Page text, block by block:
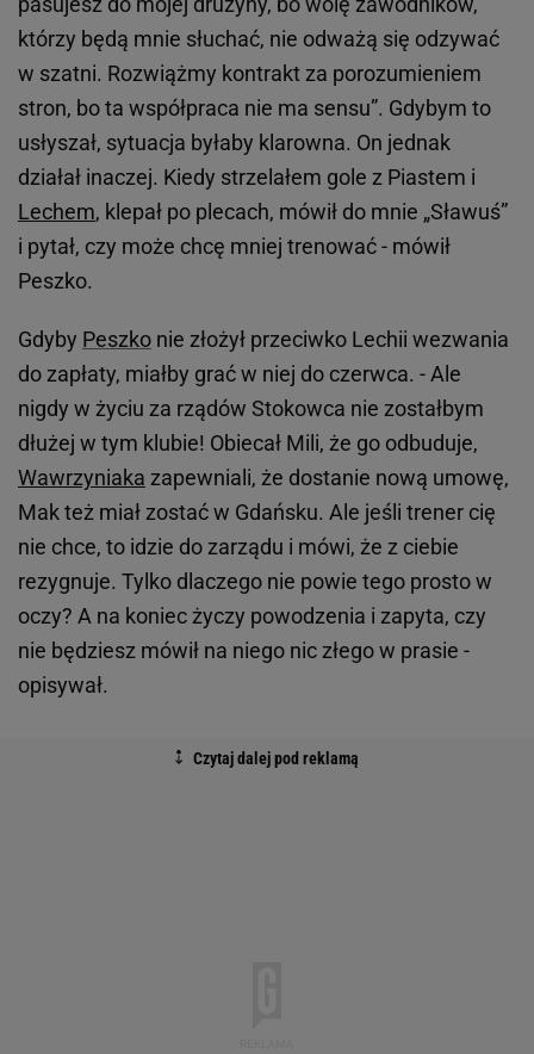
którzy będą mnie słuchać, nie odważą się odzywać
w szatni. Rozwiążmy kontrakt za porozumieniem
stron, bo ta współpraca nie ma sensu”. Gdybym to
usłyszał, sytuacja byłaby klarowna. On jednak
działał inaczej. Kiedy strzelałem gole z Piastem i
Lechem, klepał po plecach, mówił do mnie „Sławuś”
i pytał, czy może chcę mniej trenować - mówił
Peszko.
Gdyby Peszko nie złożył przeciwko Lechii wezwania
do zapłaty, miałby grać w niej do czerwca. - Ale
nigdy w życiu za rządów Stokowca nie zostałbym
dłużej w tym klubie! Obiecał Mili, że go odbuduje,
Wawrzyniaka zapewniali, że dostanie nową umowę,
Mak też miał zostać w Gdańsku. Ale jeśli trener cię
nie chce, to idzie do zarządu i mówi, że z ciebie
rezygnuje. Tylko dlaczego nie powie tego prosto w
oczy? A na koniec życzy powodzenia i zapyta, czy
nie będziesz mówił na niego nic złego w prasie -
opisywał.